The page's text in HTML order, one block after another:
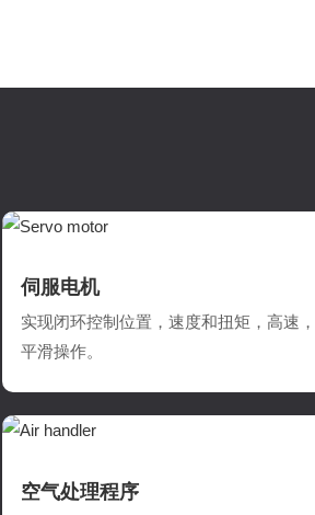
伺服电机
实现闭环控制位置，速度和扭矩，高速
平滑操作。
空气处理程序